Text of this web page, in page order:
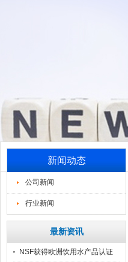
新闻动态
公司新闻
行业新闻
最新资讯
NSF获得欧洲饮用水产品认证